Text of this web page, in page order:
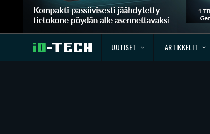
UUTISET ARTIKKELIT